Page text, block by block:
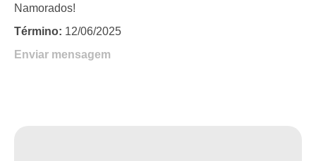
Namorados!
Término: 12/06/2025
Enviar mensagem